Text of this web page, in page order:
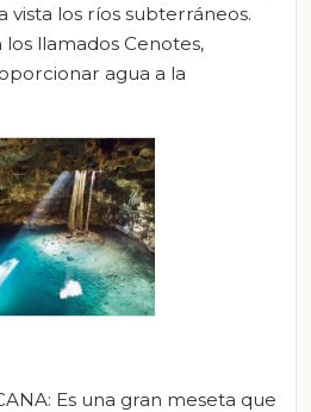
vista los ríos subterráneos.
los llamados Cenotes,
agua a la
Es una gran meseta que